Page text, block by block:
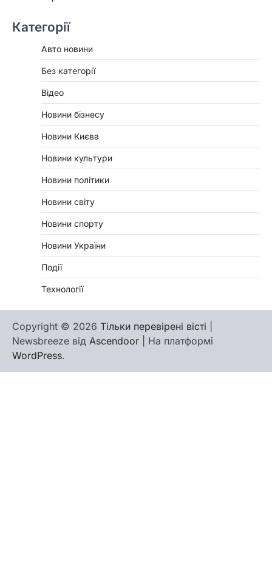
Категорії
Авто новини
Без категорії
Відео
Новини бізнесу
Новини Києва
Новини культури
Новини політики
Новини світу
Новини спорту
Новини України
Події
Технології
Copyright © 2026 Тільки перевірені вісті
Newsbreeze від Ascendoor | На платформі
WordPress.